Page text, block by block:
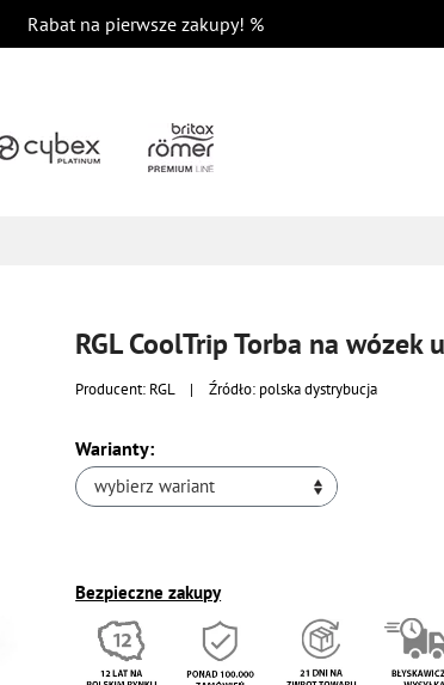
Rabat na pierwsze zakupy! %
RGL CoolTrip Torba na wózek
Producent: RGL | Źródło: polska dystrybucja
Warianty:
wybierz wariant
Bezpieczne zakupy